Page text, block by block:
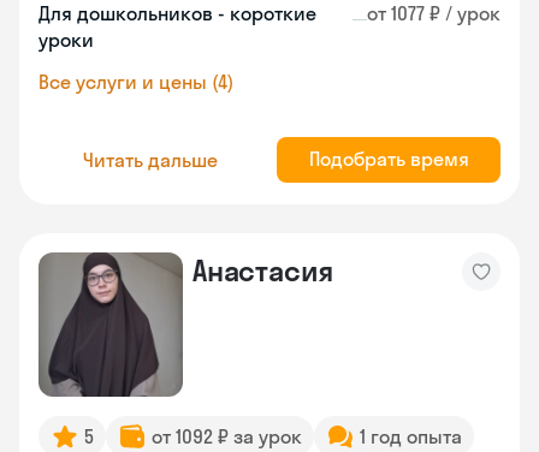
Для дошкольников - короткие
уроки
от 1077 ₽ / урок
Все услуги и цены (4)
Читать дальше Подобрать время
Анастасия
5 от 1092 ₽ за урок 1 год опыта